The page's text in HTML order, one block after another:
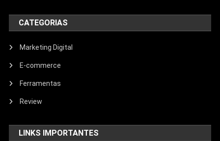
CATEGORIAS
Marketing Digital
E-commerce
Ferramentas
Review
LINKS IMPORTANTES